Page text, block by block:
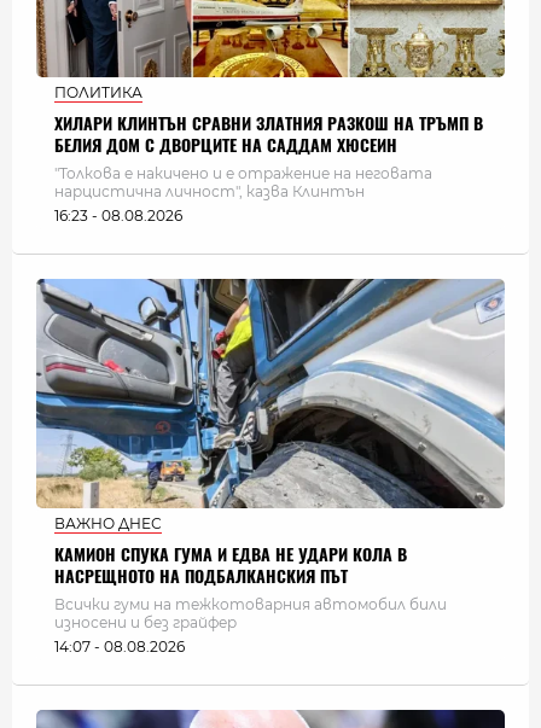
ПОЛИТИКА
ХИЛАРИ КЛИНТЪН СРАВНИ ЗЛАТНИЯ РАЗКОШ НА ТРЪМП В
БЕЛИЯ ДОМ С ДВОРЦИТЕ НА САДДАМ ХЮСЕИН
"Толкова е накичено и е отражение на неговата
нарцистична личност", казва Клинтън
16:23 - 08.08.2026
ВАЖНО ДНЕС
КАМИОН СПУКА ГУМА И ЕДВА НЕ УДАРИ КОЛА В
НАСРЕЩНОТО НА ПОДБАЛКАНСКИЯ ПЪТ
Всички гуми на тежкотоварния автомобил били
износени и без грайфер
14:07 - 08.08.2026